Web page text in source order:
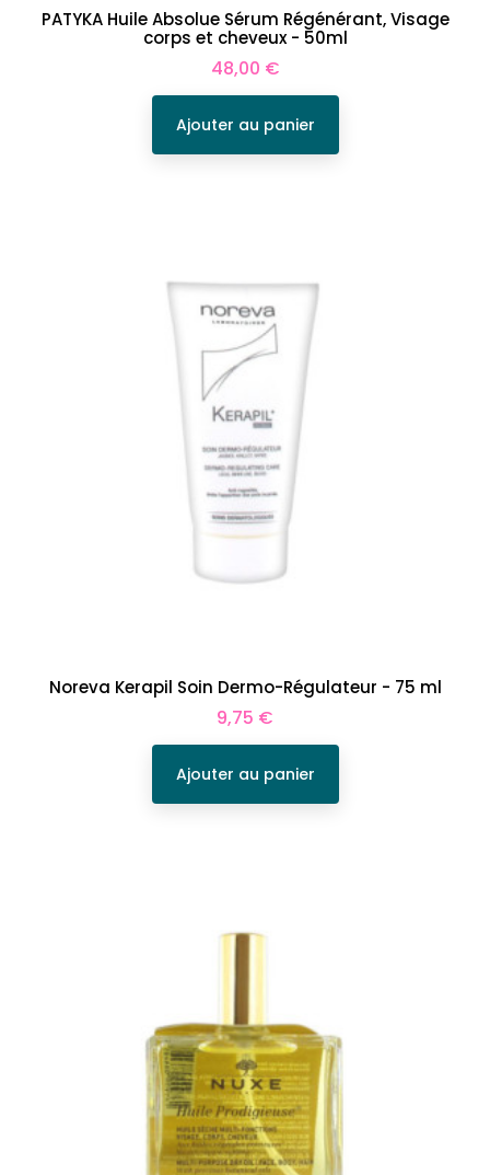
PATYKA Huile Absolue Sérum Régénérant, Visage
corps et cheveux - 50ml
Prix
48,00 €
Ajouter au panier
Noreva Kerapil Soin Dermo-Régulateur - 75 ml
Prix
9,75 €
Ajouter au panier